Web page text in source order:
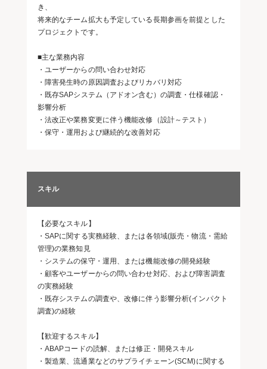
き、
将来的なチーム拡大も予定している長期参画を前提とした
プロジェクトです。
■主な業務内容
・ユーザーからの問い合わせ対応
・障害発生時の原因調査およびリカバリ対応
・既存SAPシステム（アドオン含む）の調査・仕様確認・
影響分析
・法改正や業務変更に伴う機能改修（設計～テスト）
・保守・運用および継続的な改善対応
スキル
【必要なスキル】
・SAPに関する実務経験、または各領域(販売・物流・需給
管理)の業務知見
・システムの保守・運用、または機能改修の開発経験
・顧客やユーザーからの問い合わせ対応、および障害調査
の実務経験
・既存システムの調査や、改修に伴う影響分析(インパクト
調査)の経験
【歓迎するスキル】
・ABAPコードの読解、または修正・開発スキル
・製造業、流通業などのサプライチェーン(SCM)に関する